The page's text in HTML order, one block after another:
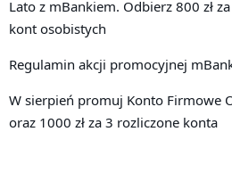
Lato z mBankiem. Odbierz 800 zł
kont osobistych
Regulamin akcji promocyjnej
W sierpień promuj Konto Firmowe
oraz 1000 zł za 3 rozliczone konta